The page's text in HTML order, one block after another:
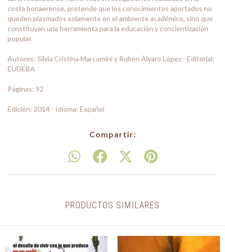
costa bonaerense, pretende que los conocimientos aportados no
queden plasmados solamente en el ambiente académico, sino que
constituyan una herramienta para la educación y concientización
popular.
Autores: Silvia Cristina Marcomini y Rubén Álvaro López - Editorial:
EUDEBA
Páginas: 92
Edición: 2014 - Idioma: Español
Compartir:
PRODUCTOS SIMILARES